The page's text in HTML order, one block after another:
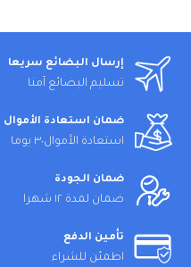
إرسال البضائع سريعا
تسليم البضائع آمنا
ضمان استعادة الأموال
استعادة الأموال٣٠ يوما
ضمان الجودة
ضمان لمدة ١٢ شهرا
تأمين الدفع
اطمئن للشراء